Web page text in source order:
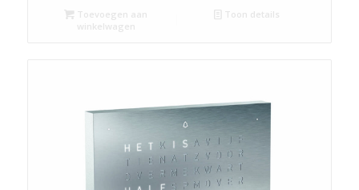
Toevoegen aan
winkelwagen
Toon details